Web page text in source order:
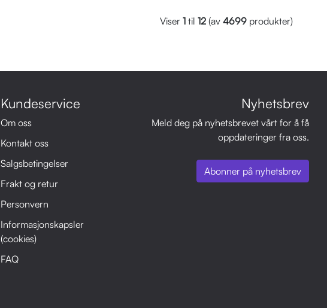
Viser 1 til 12 (av 4699 produkter)
Kundeservice
Om oss
Kontakt oss
Salgsbetingelser
Frakt og retur
Personvern
Informasjonskapsler
(cookies)
FAQ
Nyhetsbrev
Meld deg på nyhetsbrevet vårt for å få
oppdateringer fra oss.
Abonner på nyhetsbrev